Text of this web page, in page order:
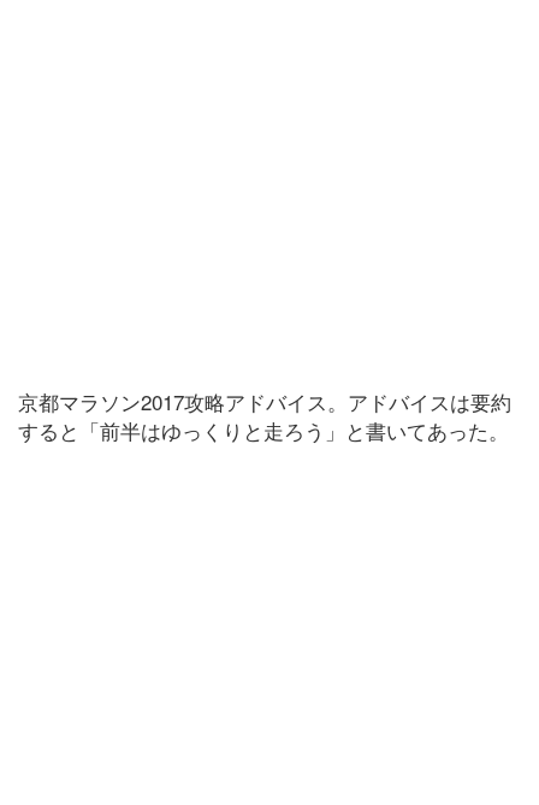
京都マラソン2017攻略アドバイス。アドバイスは要約
すると「前半はゆっくりと走ろう」と書いてあった。